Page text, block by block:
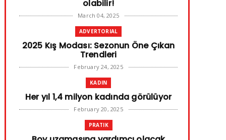
olabilir!
March 04, 2025
ADVERTORIAL
2025 Kış Modası: Sezonun Öne Çıkan
Trendleri
February 24, 2025
KADIN
Her yıl 1,4 milyon kadında görülüyor
February 20, 2025
PRATIK